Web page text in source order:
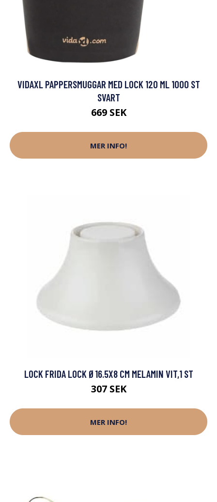
VIDAXL PAPPERSMUGGAR MED LOCK 120 ML 1000 ST
SVART
669 SEK
MER INFO!
LOCK FRIDA LOCK Ø16.5X8 CM MELAMIN VIT,1 ST
307 SEK
MER INFO!